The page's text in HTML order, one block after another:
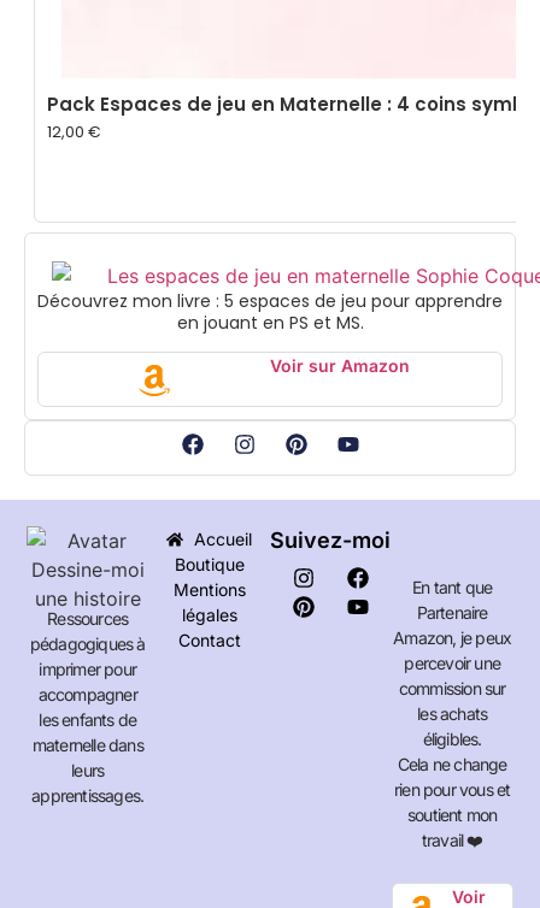
Pack Espaces de jeu en Maternelle : 4 coins
12,00 €
Découvrez mon livre : 5 espaces de jeu pour apprendre
en jouant en PS et MS.
Voir sur Amazon
Ressources
pédagogiques à
imprimer pour
accompagner
les enfants de
maternelle dans
leurs
apprentissages.
Accueil
Boutique
Mentions
légales
Contact
Suivez-moi
En tant que
Partenaire
Amazon, je peux
percevoir une
commission sur
les achats
éligibles.
Cela ne change
rien pour vous et
soutient mon
travail ❤️
Voir